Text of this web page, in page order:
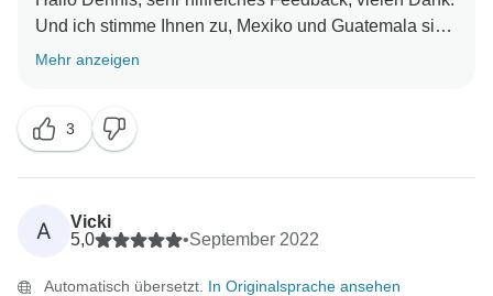
Und ich stimme Ihnen zu, Mexiko und Guatemala sind
Mehr anzeigen
3
A
Vicki
5,0
•September 2022
Automatisch übersetzt. In Originalsprache ansehen